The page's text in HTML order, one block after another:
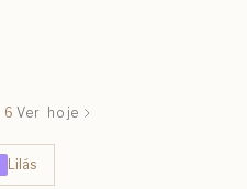
Ver hoje
Lilás